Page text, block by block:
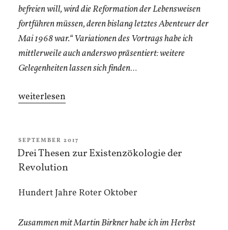
befreien will, wird die Reformation der Lebensweisen
fortführen müssen, deren bislang letztes Abenteuer der
Mai 1968 war.“ Variationen des Vortrags habe ich
mittlerweile auch anderswo präsentiert: weitere
Gelegenheiten lassen sich finden…
„Einführung
Ökologie
der
Existenz“
weiterlesen
VERÖFFENTLICHT
AM
SEPTEMBER 2017
Drei Thesen zur Existenzökologie der
Revolution
Hundert Jahre Roter Oktober
Zusammen mit Martin Birkner habe ich im Herbst